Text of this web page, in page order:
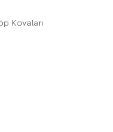
Kovaları